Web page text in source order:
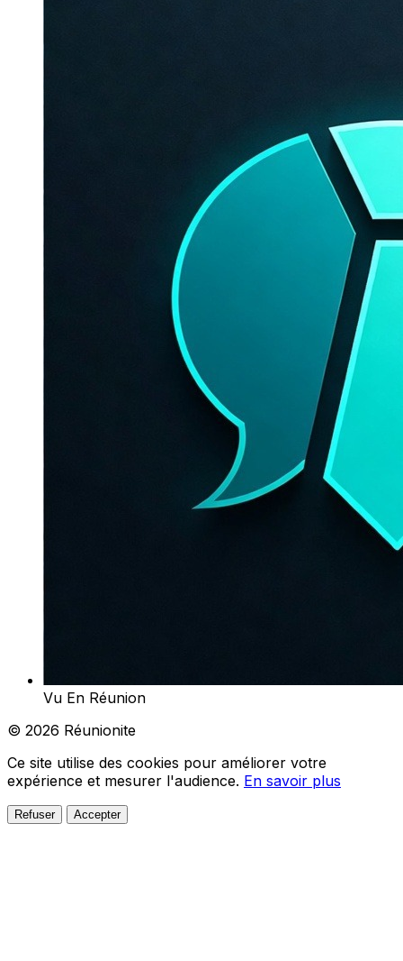
Vu En Réunion
© 2026 Réunionite
Ce site utilise des cookies pour améliorer votre
expérience et mesurer l'audience. En savoir plus
Refuser Accepter